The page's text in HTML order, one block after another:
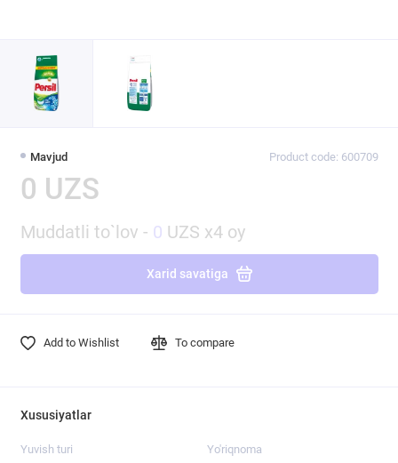
Mavjud Product code: 600709
0 UZS
Muddatli to`lov - 0 UZS x4 oy
Xarid savatiga
Add to Wishlist To compare
Xususiyatlar
Yuvish turi Yo'riqnoma